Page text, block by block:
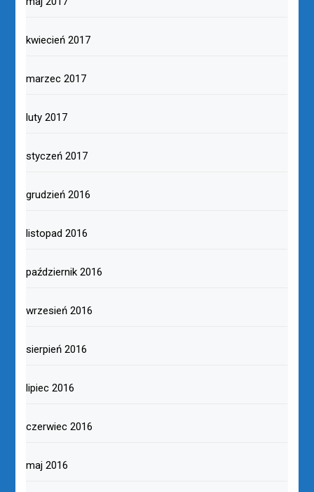
kwiecień 2017
marzec 2017
luty 2017
styczeń 2017
grudzień 2016
listopad 2016
październik 2016
wrzesień 2016
sierpień 2016
lipiec 2016
czerwiec 2016
maj 2016